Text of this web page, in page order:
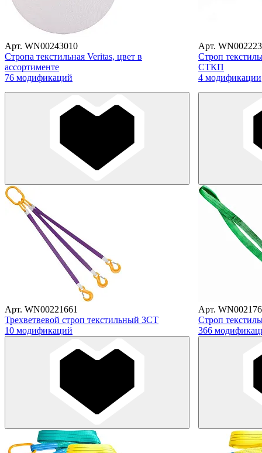
Арт. WN00243010
Стропа текстильная Veritas, цвет в
ассортименте
76 модификаций
Арт.
Строп
СТКП
4 модификации
Арт. WN00221661
Трехветвевой строп текстильный 3СТ
10 модификаций
Арт.
Строп
366